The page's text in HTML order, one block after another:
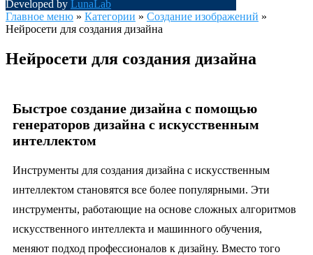
Developed by LunaLab
Главное меню » Категории » Создание изображений »
Нейросети для создания дизайна
Нейросети для создания дизайна
Быстрое создание дизайна с помощью
генераторов дизайна с искусственным
интеллектом
Инструменты для создания дизайна с искусственным
интеллектом становятся все более популярными. Эти
инструменты, работающие на основе сложных алгоритмов
искусственного интеллекта и машинного обучения,
меняют подход профессионалов к дизайну. Вместо того